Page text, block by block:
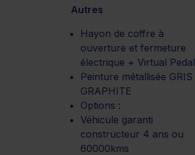
Autres
Hayon de coffre à
ouverture et fermeture
électrique + Virtual Pedal
Peinture métallisée GRIS
GRAPHITE
Options :
Véhicule garanti
constructeur 4 ans ou
60000kms